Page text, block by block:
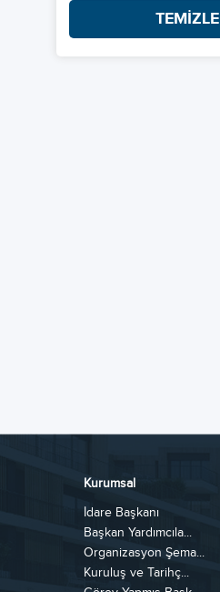
TEMİZLE
Kurumsal
İdare Başkanı
Başkan Yardımcıla...
Organizasyon Şema...
Kuruluş ve Tarihç...